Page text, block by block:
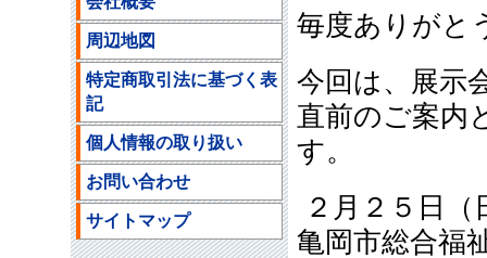
毎度ありがと
今回は、展示
直前のご案内
す。
２月２５日
亀岡市総合福
周辺地図
特定商取引法に基づく表
記
個人情報の取り扱い
お問い合わせ
サイトマップ